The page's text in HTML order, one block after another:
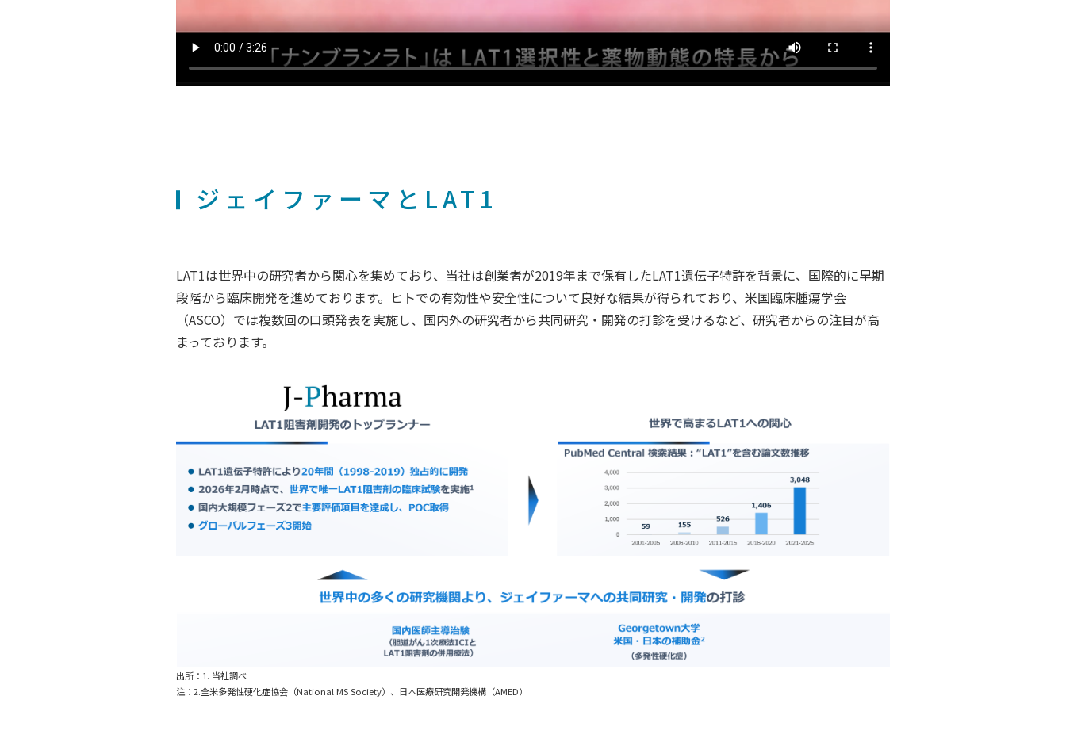
ジェイファーマとLAT1
LAT1は世界中の研究者から関心を集めており、当社は創業者が2019年まで保有したLAT1遺伝子特許を背景に、国際的に早期
段階から臨床開発を進めております。ヒトでの有効性や安全性について良好な結果が得られており、米国臨床腫瘍学会
（ASCO）では複数回の口頭発表を実施し、国内外の研究者から共同研究・開発の打診を受けるなど、研究者からの注目が高
まっております。
出所：1. 当社調べ
注：2.全米多発性硬化症協会（National MS Society）、日本医療研究開発機構（AMED）